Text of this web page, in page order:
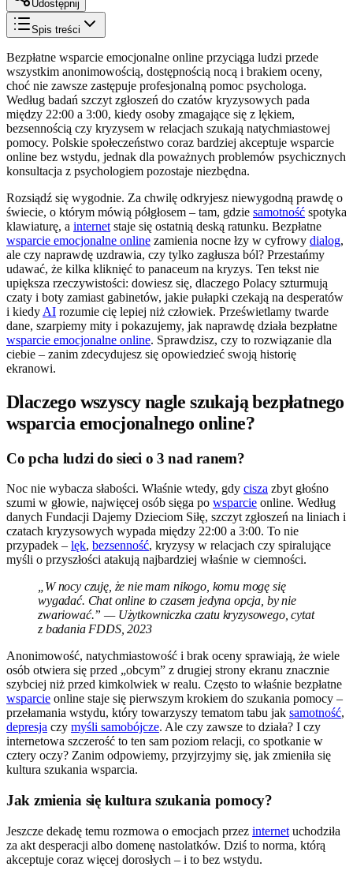
Udostępnij
Spis treści
Bezpłatne wsparcie emocjonalne online przyciąga ludzi przede
wszystkim anonimowością, dostępnością nocą i brakiem oceny,
choć nie zawsze zastępuje profesjonalną pomoc psychologa.
Według badań szczyt zgłoszeń do czatów kryzysowych pada
między 22:00 a 3:00, kiedy osoby zmagające się z lękiem,
bezsennością czy kryzysem w relacjach szukają natychmiastowej
pomocy. Polskie społeczeństwo coraz bardziej akceptuje wsparcie
online bez wstydu, jednak dla poważnych problemów psychicznych
konsultacja z psychologiem pozostaje niezbędna.
Rozsiądź się wygodnie. Za chwilę odkryjesz niewygodną prawdę o
świecie, o którym mówią półgłosem – tam, gdzie samotność spotyka
klawiaturę, a internet staje się ostatnią deską ratunku. Bezpłatne
wsparcie emocjonalne online zamienia nocne łzy w cyfrowy dialog,
ale czy naprawdę uzdrawia, czy tylko zagłusza ból? Przestańmy
udawać, że kilka kliknięć to panaceum na kryzys. Ten tekst nie
upiększa rzeczywistości: dowiesz się, dlaczego Polacy szturmują
czaty i boty zamiast gabinetów, jakie pułapki czekają na desperatów
i kiedy AI rozumie cię lepiej niż człowiek. Prześwietlamy twarde
dane, szarpiemy mity i pokazujemy, jak naprawdę działa bezpłatne
wsparcie emocjonalne online. Sprawdzisz, czy to rozwiązanie dla
ciebie – zanim zdecydujesz się opowiedzieć swoją historię
ekranowi.
Dlaczego wszyscy nagle szukają bezpłatnego
wsparcia emocjonalnego online?
Co pcha ludzi do sieci o 3 nad ranem?
Noc nie wybacza słabości. Właśnie wtedy, gdy cisza zbyt głośno
szumi w głowie, najwięcej osób sięga po wsparcie online. Według
danych Fundacji Dajemy Dzieciom Siłę, szczyt zgłoszeń na liniach i
czatach kryzysowych wypada między 22:00 a 3:00. To nie
przypadek – lęk, bezsenność, kryzysy w relacjach czy spiralujące
myśli o przyszłości atakują najbardziej właśnie w ciemności.
„W nocy czuję, że nie mam nikogo, komu mogę się
wygadać. Chat online to czasem jedyna opcja, by nie
zwariować.” — Użytkowniczka czatu kryzysowego, cytat
z badania FDDS, 2023
Anonimowość, natychmiastowość i brak oceny sprawiają, że wiele
osób otwiera się przed „obcym” z drugiej strony ekranu znacznie
szybciej niż przed kimkolwiek w realu. Często to właśnie bezpłatne
wsparcie online staje się pierwszym krokiem do szukania pomocy –
przełamania wstydu, który towarzyszy tematom tabu jak samotność,
depresja czy myśli samobójcze. Ale czy zawsze to działa? I czy
internetowa szczerość to ten sam poziom relacji, co spotkanie w
cztery oczy? Zanim odpowiemy, przyjrzyjmy się, jak zmieniła się
kultura szukania wsparcia.
Jak zmienia się kultura szukania pomocy?
Jeszcze dekadę temu rozmowa o emocjach przez internet uchodziła
za akt desperacji albo domenę nastolatków. Dziś to norma, którą
akceptuje coraz więcej dorosłych – i to bez wstydu.